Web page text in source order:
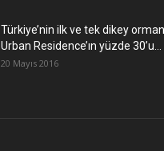
Türkiye’nin ilk ve tek dikey
Urban Residence’ın yüzde 30’u...
20 Mayıs 2016